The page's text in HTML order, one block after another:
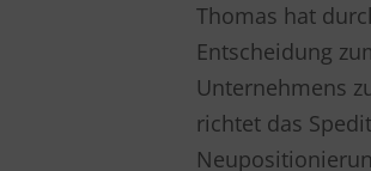
Thomas hat
Entscheidung
Unternehmens
richtet das